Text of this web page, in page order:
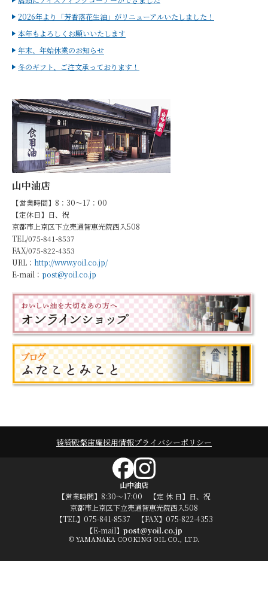
2026年より「芳香落花生油」がリニューアルいたしました！
本年もよろしくお願いいたします
年末、年始休業のお知らせ
冬のギフト、ご注文承っております！
山中油店
【営業時間】8：30～17：00
【定休日】日、祝
京都市上京区下立売通智恵光院西入508
TEL/075-841-8537
FAX/075-822-4353
URL： http://www.yoil.co.jp/
E-mail： post@yoil.co.jp
綾綺殿粲宙庵採用情報プライバシーポリシー
山中油店
【営業時間】8:30～17:00 【定 休 日】日、祝
京都市上京区下立売通智恵光院西入508
【TEL】075-841-8537 【FAX】075-822-4353
【E-mail】 post@yoil.co.jp
© YAMANAKA COOKING OIL CO., LTD.